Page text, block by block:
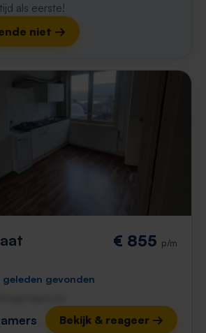
als eerste!
niet →
€ 855 p/m
geleden gevonden
Bekijk & reageer →